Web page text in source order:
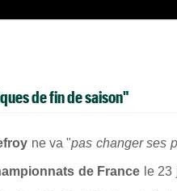
de fin de saison"
ne va "pas changer ses
de France le